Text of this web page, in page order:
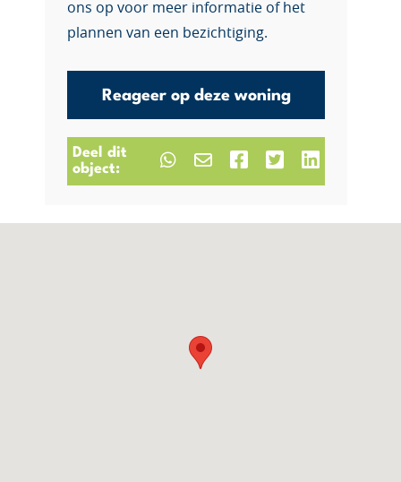
ons op voor meer informatie of het
plannen van een bezichtiging.
Reageer op deze woning
Deel dit
object: